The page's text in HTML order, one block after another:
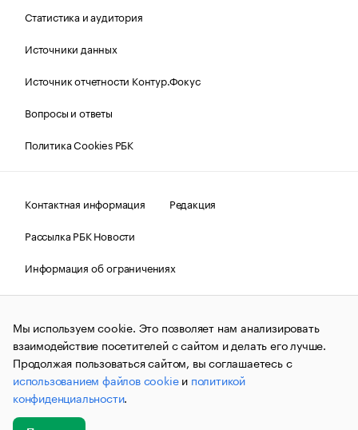
Статистика и аудитория
Источники данных
Источник отчетности Контур.Фокус
Вопросы и ответы
Политика Cookies РБК
Контактная информация
Редакция
Рассылка РБК Новости
Информация об ограничениях
Правовая информация
О соблюдении авторских прав
© АО «РОСБИЗНЕСКОНСАЛТИНГ»,1995–2026.Сообщения
и материалы информационного агентства «РБК»
(зарегистрировано Федеральной службой по надзору в сфере
связи, информационных технологий и массовых
коммуникаций (Роскомнадзор) 09.12.2015 за номером ИА
№ФС77-63848) сопровождаются пометкой «РБК». Отдельные
публикации могут содержать информацию,
не предназначенную для пользователей
Мы используем cookie. Это позволяет нам анализировать
взаимодействие посетителей с сайтом и делать его лучше.
Продолжая пользоваться сайтом, вы соглашаетесь с
использованием файлов cookieи политикой
конфиденциальности.